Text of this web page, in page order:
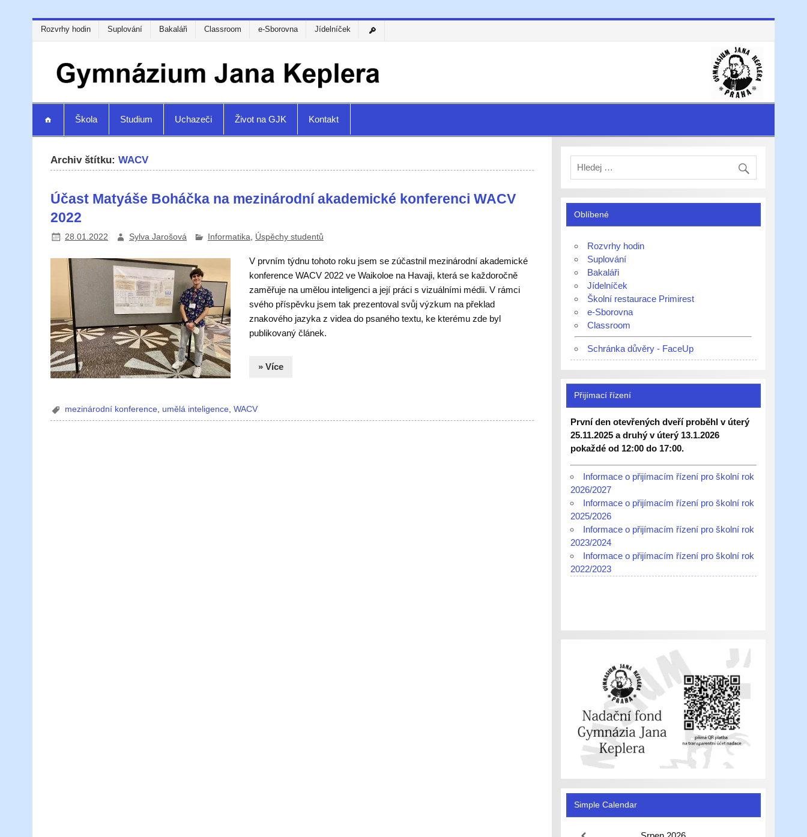
Rozvrhy hodin Suplování Bakaláři Classroom e-Sborovna Jídelníček
Škola Studium Uchazeči Život na GJK Kontakt
Archiv štítku:WACV
Účast Matyáše Boháčka na mezinárodní akademické konferenci WACV
2022
28.01.2022 Sylva Jarošová Informatika Úspěchy studentů
V prvním týdnu tohoto roku jsem se zúčastnil mezinárodní akademické
konference WACV 2022 ve Waikoloe na Havaji, která se každoročně
zaměřuje na umělou inteligenci a její práci s vizuálními médii. V rámci
svého příspěvku jsem tak prezentoval svůj výzkum na překlad
znakového jazyka z videa do psaného textu, ke kterému zde byl
publikovaný článek.
» Více
mezinárodní konference, umělá inteligence,WACV
Oblíbené
Rozvrhy hodin
Suplování
Bakaláři
Jídelníček
Školní restaurace Primirest
e-Sborovna
Classroom
Schránka důvěry - FaceUp
Přijímací řízení
První den otevřených dveří proběhl v úterý
25.11.2025 a druhý v úterý 13.1.2026
pokaždé od 12:00 do 17:00.
Informace o přijímacím řízení pro školní rok
2026/2027
Informace o přijímacím řízení pro školní rok
2025/2026
Informace o přijímacím řízení pro školní rok
2023/2024
Informace o přijímacím řízení pro školní rok
2022/2023
Simple Calendar